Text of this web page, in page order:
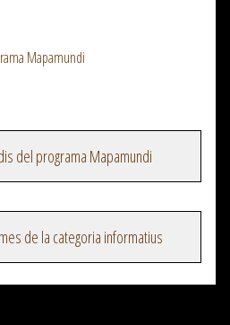
Mapamundi
del programa Mapamundi
de la categoria informatius